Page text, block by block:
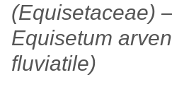
(Equisetaceae)
Equisetum
fluviatile)